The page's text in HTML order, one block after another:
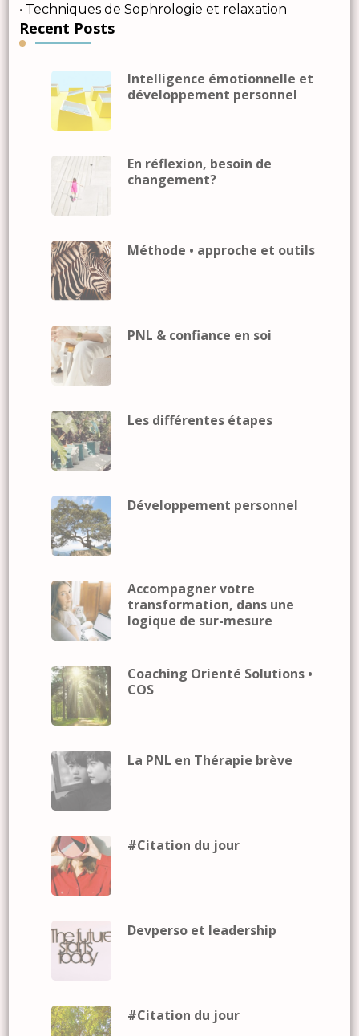
• Techniques de Sophrologie et relaxation
Recent Posts
Intelligence émotionnelle et
développement personnel
En réflexion, besoin de
changement?
Méthode • approche et outils
PNL & confiance en soi
Les différentes étapes
Développement personnel
Accompagner votre
transformation, dans une
logique de sur-mesure
Coaching Orienté Solutions •
COS
La PNL en Thérapie brève
#Citation du jour
Devperso et leadership
#Citation du jour